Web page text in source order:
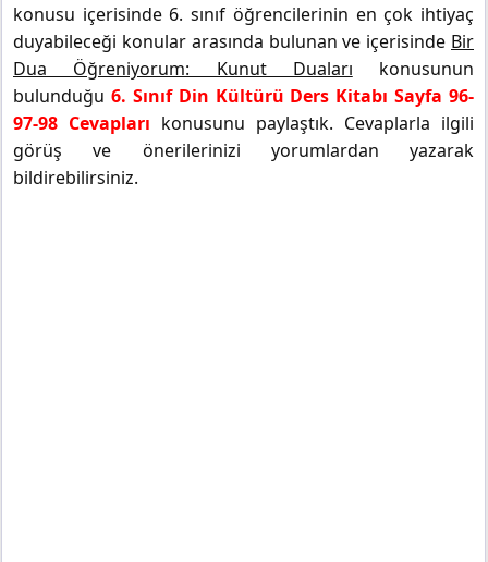
konusu içerisinde 6. sınıf öğrencilerinin en çok ihtiyaç
duyabileceği konular arasında bulunan ve içerisinde Bir
Dua Öğreniyorum: Kunut Duaları konusunun
bulunduğu 6. Sınıf Din Kültürü Ders Kitabı Sayfa 96-
97-98 Cevapları konusunu paylaştık. Cevaplarla ilgili
görüş ve önerilerinizi yorumlardan yazarak
bildirebilirsiniz.